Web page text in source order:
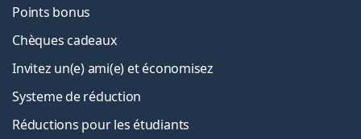
Points bonus
Chèques cadeaux
Invitez un(e) ami(e) et économisez
Systeme de réduction
Réductions pour les étudiants